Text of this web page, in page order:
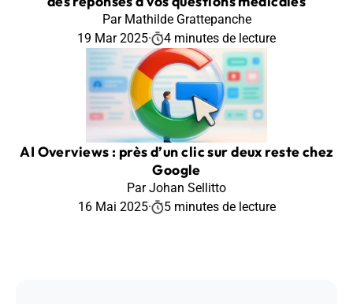
Par Mathilde Grattepanche
19 Mar 2025· 4 minutes de lecture
AI Overviews : près d’un clic sur deux reste chez
Google
Par Johan Sellitto
16 Mai 2025· 5 minutes de lecture